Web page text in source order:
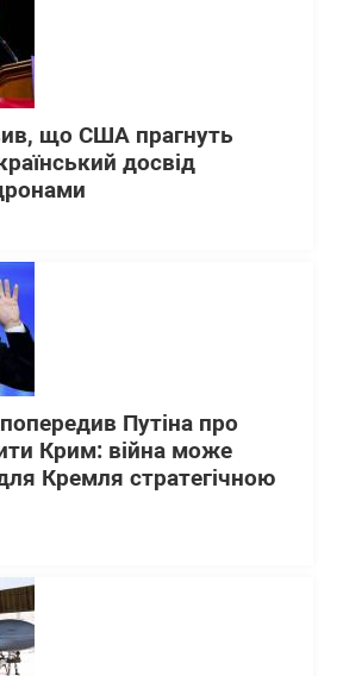
що США прагнуть
досвід
Путіна про
Крим: війна може
Кремля стратегічною